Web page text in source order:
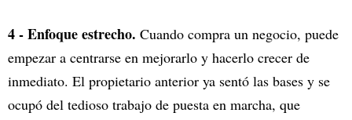
4 - Enfoque estrecho. Cuando compra un negocio, puede
empezar a centrarse en mejorarlo y hacerlo crecer de
inmediato. El propietario anterior ya sentó las bases y se
ocupó del tedioso trabajo de puesta en marcha, que